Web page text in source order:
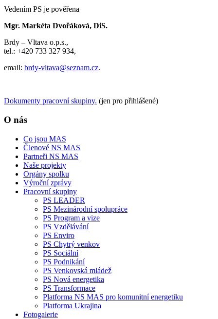
Vedením PS je pověřena
Mgr. Markéta Dvořáková, DiS.
Brdy – Vltava o.p.s.,
tel.: +420 733 327 934,
email: brdy-vltava@seznam.cz.
Dokumenty pracovní skupiny. (jen pro přihlášené)
O nás
Co jsou MAS
Členové NS MAS
Partneři NS MAS
Naše projekty
Orgány spolku
Výroční zprávy
Pracovní skupiny
PS LEADER
PS Mezinárodní spolupráce
PS Program a vize
PS Vzdělávání
PS Enviro
PS Chytrý venkov
PS Sociální
PS Podnikání
PS Venkovská mládež
PS Nová energetika
PS Transformace
Platforma NS MAS pro komunitní energetiku
Platforma Ukrajina
Fotogalerie